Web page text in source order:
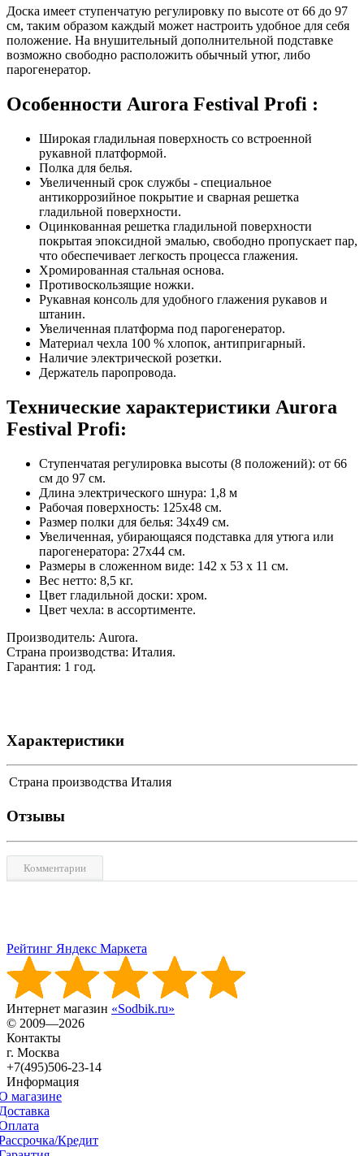
Доска имеет ступенчатую регулировку по высоте от 66 до 97
см, таким образом каждый может настроить удобное для себя
положение. На внушительный дополнительной подставке
возможно свободно расположить обычный утюг, либо
парогенератор.
Особенности Aurora Festival Profi :
Широкая гладильная поверхность со встроенной
рукавной платформой.
Полка для белья.
Увеличенный срок службы - специальное
антикоррозийное покрытие и сварная решетка
гладильной поверхности.
Оцинкованная решетка гладильной поверхности
покрытая эпоксидной эмалью, свободно пропускает пар,
что обеспечивает легкость процесса глажения.
Хромированная стальная основа.
Противоскользящие ножки.
Рукавная консоль для удобного глажения рукавов и
штанин.
Увеличенная платформа под парогенератор.
Материал чехла 100 % хлопок, антипригарный.
Наличие электрической розетки.
Держатель паропровода.
Технические характеристики Aurora
Festival Profi:
Ступенчатая регулировка высоты (8 положений): от 66
см до 97 см.
Длина электрического шнура: 1,8 м
Рабочая поверхность: 125х48 см.
Размер полки для белья: 34х49 см.
Увеличенная, убирающаяся подставка для утюга или
парогенератора: 27х44 см.
Размеры в сложенном виде: 142 х 53 х 11 см.
Вес нетто: 8,5 кг.
Цвет гладильной доски: хром.
Цвет чехла: в ассортименте.
Производитель: Aurora.
Страна производства: Италия.
Гарантия: 1 год.
Характеристики
Страна производства Италия
Отзывы
Комментарии
Рейтинг Яндекс Маркета
Интернет магазин «Sodbik.ru»
© 2009—2026
Контакты
г. Москва
+7(495)506-23-14
Информация
магазине
Кредит